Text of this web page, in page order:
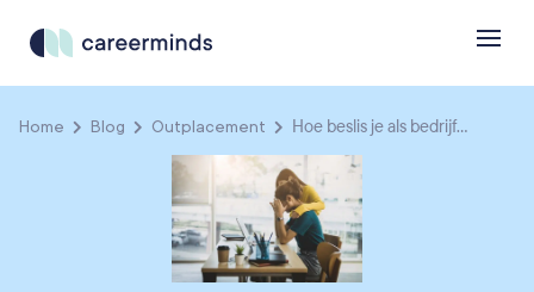
Home Blog Outplacement Hoe beslis je als bedrijf...